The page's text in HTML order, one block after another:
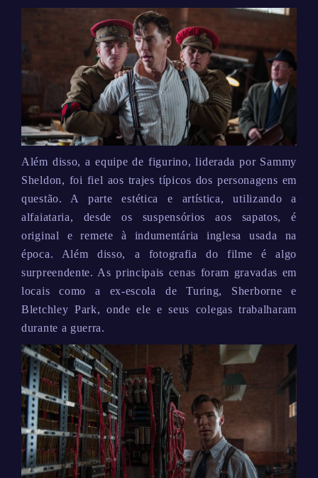
Além disso, a equipe de figurino, liderada por Sammy
Sheldon, foi fiel aos trajes típicos dos personagens em
questão. A parte estética e artística, utilizando a
alfaiataria, desde os suspensórios aos sapatos, é
original e remete à indumentária inglesa usada na
época. Além disso, a fotografia do filme é algo
surpreendente. As principais cenas foram gravadas em
locais como a ex-escola de Turing, Sherborne e
Bletchley Park, onde ele e seus colegas trabalharam
durante a guerra.